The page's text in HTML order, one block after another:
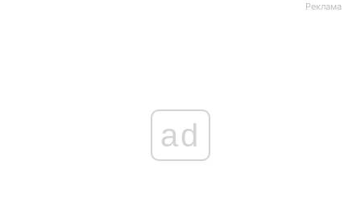
Реклама
ad